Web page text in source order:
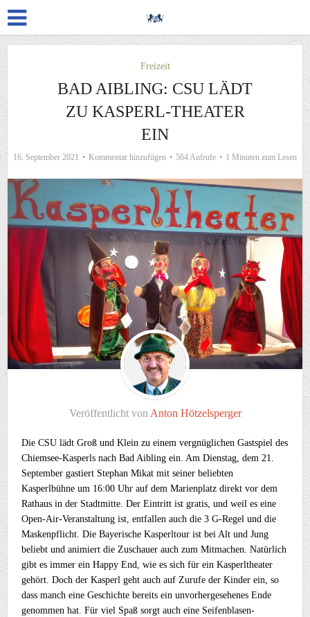
Freizeit
BAD AIBLING: CSU LÄDT
ZU KASPERL-THEATER
EIN
16. September 2021 Kommentar hinzufügen 564 Aufrufe 1 Minuten zum Lesen
Veröffentlicht von Anton Hötzelsperger
Die CSU lädt Groß und Klein zu einem vergnüglichen Gastspiel des
Chiemsee-Kasperls nach Bad Aibling ein. Am Dienstag, dem 21.
September gastiert Stephan Mikat mit seiner beliebten
Kasperlbühne um 16:00 Uhr auf dem Marienplatz direkt vor dem
Rathaus in der Stadtmitte. Der Eintritt ist gratis, und weil es eine
Open-Air-Veranstaltung ist, entfallen auch die 3 G-Regel und die
Maskenpflicht. Die Bayerische Kasperltour ist bei Alt und Jung
beliebt und animiert die Zuschauer auch zum Mitmachen. Natürlich
gibt es immer ein Happy End, wie es sich für ein Kasperltheater
gehört. Doch der Kasperl geht auch auf Zurufe der Kinder ein, so
dass manch eine Geschichte bereits ein unvorhergesehenes Ende
genommen hat. Für viel Spaß sorgt auch eine Seifenblasen-